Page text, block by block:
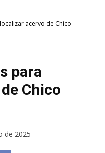
acervo de Chico
para
Chico
de 2025